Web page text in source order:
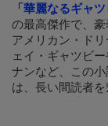
「華麗なるギャ
の最高傑作で、豪
アメリカン・ド
ェイ・ギャツビ
ナンなど、この
は、長い間読者を